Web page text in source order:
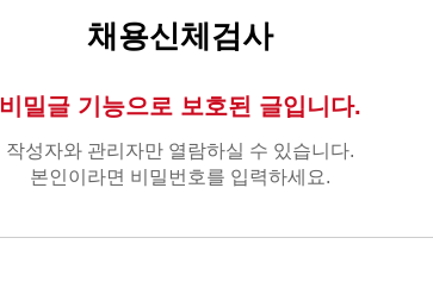
채용신체검사
비밀글 기능으로 보호된 글입니다.
작성자와 관리자만 열람하실 수 있습니다.
본인이라면 비밀번호를 입력하세요.